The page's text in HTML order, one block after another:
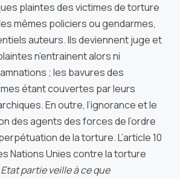
plaintes des victimes de torture
mêmes policiers ou gendarmes,
auteurs. Ils deviennent juge et
n’entrainent alors ni
; les bavures des
étant couvertes par leurs
En outre, l’ignorance et le
des agents des forces de l’ordre
de la torture. L’article 10
Nations Unies contre la torture
partie veille à ce que